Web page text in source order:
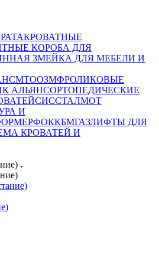
КРОВАТНЫЕ
КОРОБА ДЛЯ
ЗМЕЙКА ДЛЯ МЕБЕЛИ И
MTOОЗМФРОЛИКОВЫЕ
АЛЬЯНСОРТОПЕДИЧЕСКИЕ
СИССТАЛМОТ
И
ФОККБМГАЗЛИФТЫ ДЛЯ
КРОВАТЕЙ И